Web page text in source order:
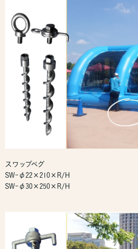
スワップペグ
SW-φ22×210×R/H
SW-φ30×250×R/H